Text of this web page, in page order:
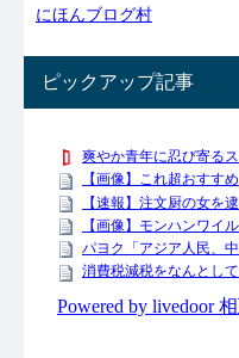
にほんブログ村
ピックアップ記事